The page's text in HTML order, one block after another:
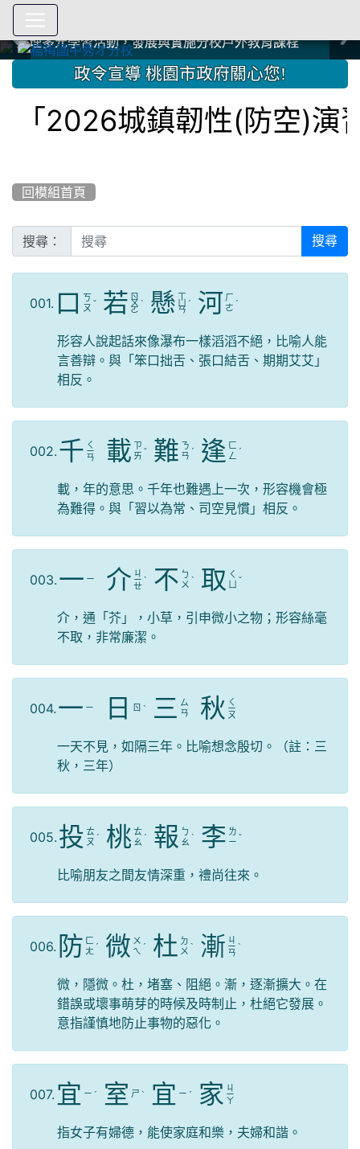
中國信託商業銀行 2023.04.22 愛傳球計畫
中國信託商業銀行 2023.04.22 愛傳球計畫
辦理多元學習活動，發展與實施分校戶外教育課程
辦理多元學習活動，發展與實施分校戶外教育課程
爭取社會資源，傳愛與溫暖：2024.3.19 桃園市家長會與桃
園女子美容商業童也工會義剪活動
爭取社會資源，傳愛與溫暖：2024.3.19 桃園市家長會與桃
園女子美容商業童也工會義剪活動
112學年度畢業學生與師長合照
112學年度畢業學生與師長合照
辦理多元學習活動，發展與實施分校戶外教育課程
辦理多元學習活動，發展與實施分校戶外教育課程
爭取社會資源，傳愛與溫暖：110.12.22 國際獅子會與本校
師生歲末感恩活動
爭取社會資源，傳愛與溫暖：110.12.22 國際獅子會與本校
師生歲末感恩活動
爭取社會資源，傳愛與溫暖：110.12.22 國際獅子會贈送本
校學生耶誕禮物
爭取社會資源，傳愛與溫暖：110.12.22 國際獅子會贈送本
校學生耶誕禮物
112.9.27參觀客家博覽會
112.9.27參觀客家博覽會
2023.12.27 國際獅子會贈送本校學生耶誕禮物
2023.12.27 國際獅子會贈送本校學生耶誕禮物
2023.12.27 國際獅子會贊助本校學生獎助學金
2023.12.27 國際獅子會贊助本校學生獎助學金
2023.12.27 聖誕感恩歌謠競賽；本校師生與國際獅子會獅
兄、師姐同樂
2023.12.27 聖誕感恩歌謠競賽；本校師生與國際獅子會獅
兄、師姐同樂
建置優質學習空間；合作互惠，建立良善公共關係
建置優質學習空間；合作互惠，建立良善公共關係
::: 政令宣導 桃園市政府關心您!
城鎮韌性(防空)演習
回模組首頁
搜尋： 搜尋
001. 口 ㄎ
ㄡ ˇ 若 ㄖ
ㄨ
ㄛ
ˋ 懸 ㄒ
ㄩ
ㄢ
ˊ 河 ㄏ
ㄜ ˊ
形容人說起話來像瀑布一樣滔滔不絕，比喻人能
言善辯。與「笨口拙舌、張口結舌、期期艾艾」
相反。
002. 千 ㄑ
ㄧ
ㄢ 載 ㄗ
ㄞ ˇ 難 ㄋ
ㄢ ˊ 逢 ㄈ
ㄥ ˊ
載，年的意思。千年也難遇上一次，形容機會極
為難得。與「習以為常、司空見慣」相反。
003. 一 ㄧ 介 ㄐ
ㄧ
ㄝ
ˋ 不 ㄅ
ㄨ ˋ 取 ㄑ
ˇ
介，通「芥」，小草，引申微小之物；形容絲毫
不取，非常廉潔。
004. 一 ㄧ 日 ㄖ ˋ 三 ㄙ
ㄢ
秋 ㄑ
ㄧ
ㄡ
一天不見，如隔三年。比喻想念殷切。（註：三
秋，三年）
005. 投 ㄊ
ㄡ ˊ 桃 ㄊ
ㄠ ˊ 報 ㄅ
ㄠ ˋ 李 ㄌ
ㄧ ˇ
比喻朋友之間友情深重，禮尚往來。
006. 防 ㄈ
ㄤ ˊ 微 ㄨ
ㄟ ˊ 杜 ㄉ
ㄨ ˋ 漸 ㄐ
ㄧ
ㄢ
ˋ
微，隱微。杜，堵塞、阻絕。漸，逐漸擴大。在
錯誤或壞事萌芽的時候及時制止，杜絕它發展。
意指謹慎地防止事物的惡化。
007. 宜 ㄧ ˊ 室 ㄕ ˋ 宜 ㄧ ˊ 家 ㄐ
ㄧ
ㄚ
指女子有婦德，能使家庭和樂，夫婦和諧。